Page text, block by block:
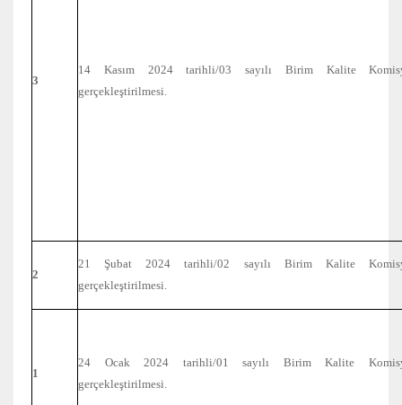
3
14 Kasım 2024 tarihli/03 sayılı Birim Kalite
gerçekleştirilmesi.
2
21 Şubat 2024 tarihli/02 sayılı Birim Kalite
gerçekleştirilmesi.
1
24 Ocak 2024 tarihli/01 sayılı Birim Kalite
gerçekleştirilmesi.